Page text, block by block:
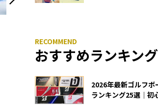
おすすめランキング
2026年最新ゴルフボ
ランキング25選｜初